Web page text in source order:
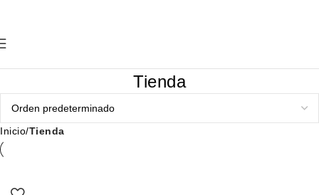
Tienda
Inicio/Tienda